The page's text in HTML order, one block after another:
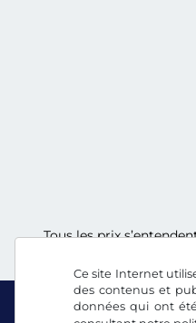
Ce site Internet
des contenus et
données qui ont
Tous les prix